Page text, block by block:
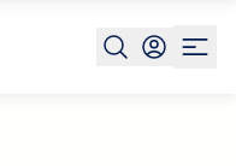
Marcianise